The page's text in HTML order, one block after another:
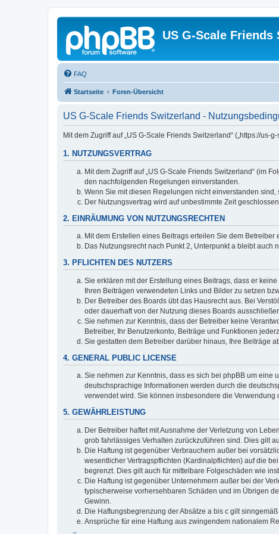
US G-Scale Friends
FAQ
Startseite Foren-Übersicht
US G-Scale Friends Switzerland -
Mit dem Zugriff auf „US G-Scale Friends Switzerland“ („https://
1. NUTZUNGSVERTRAG
Mit dem Zugriff auf „US G-Scale Friends Switzerland“ (im
den nachfolgenden Regelungen einverstanden.
Wenn Sie mit diesen Regelungen nicht einverstanden
Der Nutzungsvertrag wird auf unbestimmte Zeit
2. EINRÄUMUNG VON NUTZUNGSRECHTEN
Mit dem Erstellen eines Beitrags erteilen Sie dem
Das Nutzungsrecht nach Punkt 2, Unterpunkt a bleibt
3. PFLICHTEN DES NUTZERS
Sie erklären mit der Erstellung eines Beitrags, dass er
Ihren Beiträgen verwendeten Links und Bilder zu setzen
Der Betreiber des Boards übt das Hausrecht aus. Bei
oder dauerhaft von der Nutzung dieses Boards
Sie nehmen zur Kenntnis, dass der Betreiber keine
Betreiber, Ihr Benutzerkonto, Beiträge und Funktionen
Sie gestatten dem Betreiber darüber hinaus, Ihre Beiträge
4. GENERAL PUBLIC LICENSE
Sie nehmen zur Kenntnis, dass es sich bei phpBB um eine
deutschsprachige Informationen werden durch die
verwendet wird. Sie können insbesondere die
5. GEWÄHRLEISTUNG
Der Betreiber haftet mit Ausnahme der Verletzung von
grob fahrlässiges Verhalten zurückzuführen sind. Dies gilt
Die Haftung ist gegenüber Verbrauchern außer bei
wesentlicher Vertragspflichten (Kardinalpflichten) auf die
begrenzt. Dies gilt auch für mittelbare Folgeschäden wie
Die Haftung ist gegenüber Unternehmern außer bei der
typischerweise vorhersehbaren Schäden und im Übrigen
Gewinn.
Die Haftungsbegrenzung der Absätze a bis c gilt
Ansprüche für eine Haftung aus zwingendem nationalem